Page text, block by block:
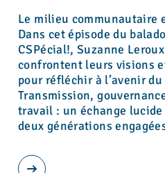
Le milieu communautaire
Dans cet épisode du
CSPécial!, Suzanne
confrontent leurs visions
pour réfléchir à l’avenir
Transmission,
travail : un échange
deux générations